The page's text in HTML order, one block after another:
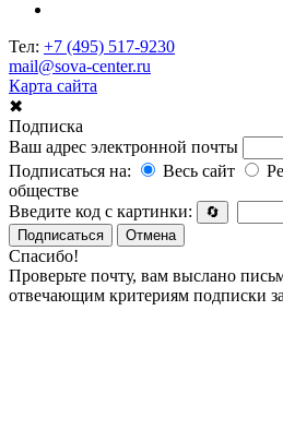
Тел: +7 (495) 517-9230
mail@sova-center.ru
Карта сайта
✖
Подписка
Ваш адрес электронной почты
Подписаться на:
Весь сайт
обществе
Введите код с картинки:
🔄
Подписаться
Отмена
Спасибо!
Проверьте почту, вам выслано
отвечающим критериям подписки